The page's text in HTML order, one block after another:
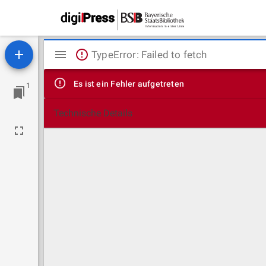
1
Mirador
Viewer
TypeError: Failed to fetch
Es ist ein Fehler aufgetreten
Technische Details